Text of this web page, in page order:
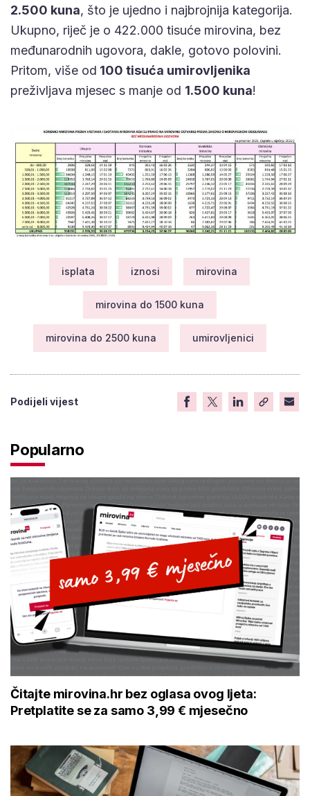
2.500 kuna, što je ujedno i najbrojnija kategorija.
Ukupno, riječ je o 422.000 tisuće mirovina, bez
međunarodnih ugovora, dakle, gotovo polovini.
Pritom, više od 100 tisuća umirovljenika
preživljava mjesec s manje od 1.500 kuna!
isplata iznosi mirovina
mirovina do 1500 kuna
mirovina do 2500 kuna umirovljenici
Podijeli vijest
Popularno
Čitajte mirovina.hr bez oglasa ovog ljeta:
Pretplatite se za samo 3,99 € mjesečno